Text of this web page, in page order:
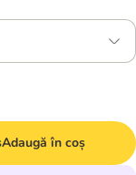
Adaugă în coș